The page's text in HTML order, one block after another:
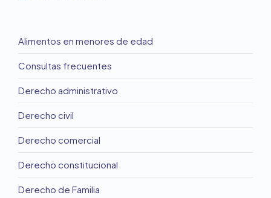
Alimentos en menores de edad
Consultas frecuentes
Derecho administrativo
Derecho civil
Derecho comercial
Derecho constitucional
Derecho de Familia